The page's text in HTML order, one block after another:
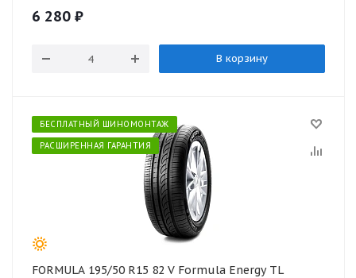
6 280 ₽
В корзину
БЕСПЛАТНЫЙ ШИНОМОНТАЖ
РАСШИРЕННАЯ ГАРАНТИЯ
FORMULA 195/50 R15 82 V Formula Energy TL